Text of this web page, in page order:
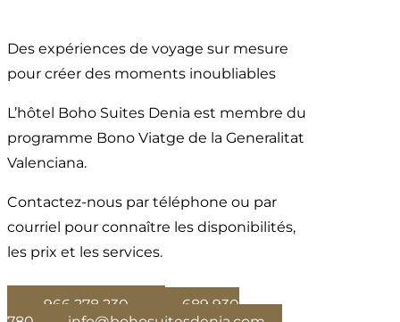
Des expériences de voyage sur mesure
pour créer des moments inoubliables
L’hôtel Boho Suites Denia est membre du
programme Bono Viatge de la Generalitat
Valenciana.
Contactez-nous par téléphone ou par
courriel pour connaître les disponibilités,
les prix et les services.
966 278 230
689 930